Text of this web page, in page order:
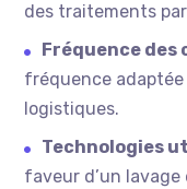
des traitements
Fréquence
fréquence
logistiques.
Technologies
faveur d’un lavage